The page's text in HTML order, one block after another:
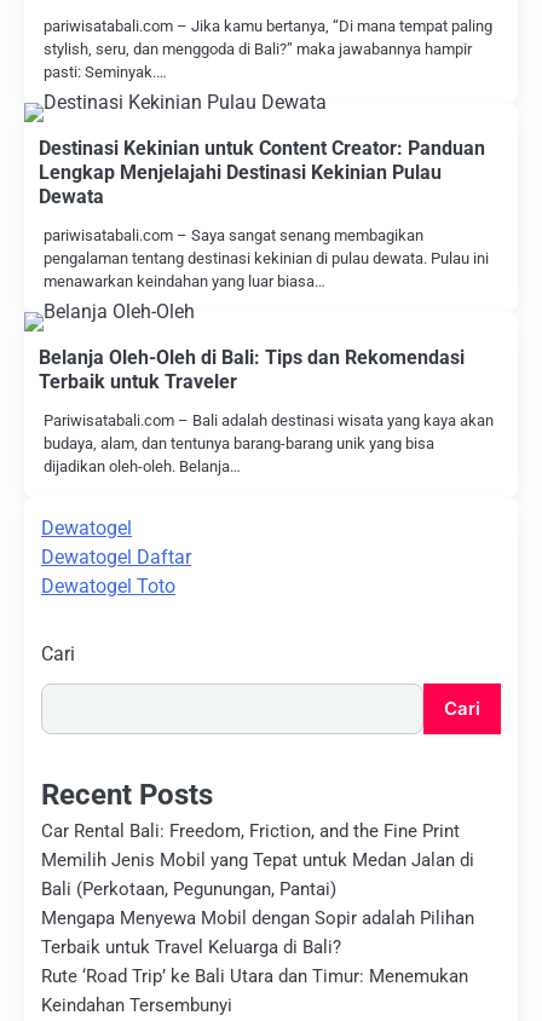
pariwisatabali.com – Jika kamu bertanya, “Di mana tempat paling
stylish, seru, dan menggoda di Bali?” maka jawabannya hampir
pasti: Seminyak.…
Destinasi Kekinian untuk Content Creator: Panduan
Lengkap Menjelajahi Destinasi Kekinian Pulau
Dewata
pariwisatabali.com – Saya sangat senang membagikan
pengalaman tentang destinasi kekinian di pulau dewata. Pulau ini
menawarkan keindahan yang luar biasa…
Belanja Oleh-Oleh di Bali: Tips dan Rekomendasi
Terbaik untuk Traveler
Pariwisatabali.com – Bali adalah destinasi wisata yang kaya akan
budaya, alam, dan tentunya barang-barang unik yang bisa
dijadikan oleh-oleh. Belanja…
Dewatogel
Dewatogel Daftar
Dewatogel Toto
Cari
Cari
Recent Posts
Car Rental Bali: Freedom, Friction, and the Fine Print
Memilih Jenis Mobil yang Tepat untuk Medan Jalan di
Bali (Perkotaan, Pegunungan, Pantai)
Mengapa Menyewa Mobil dengan Sopir adalah Pilihan
Terbaik untuk Travel Keluarga di Bali?
Rute ‘Road Trip’ ke Bali Utara dan Timur: Menemukan
Keindahan Tersembunyi